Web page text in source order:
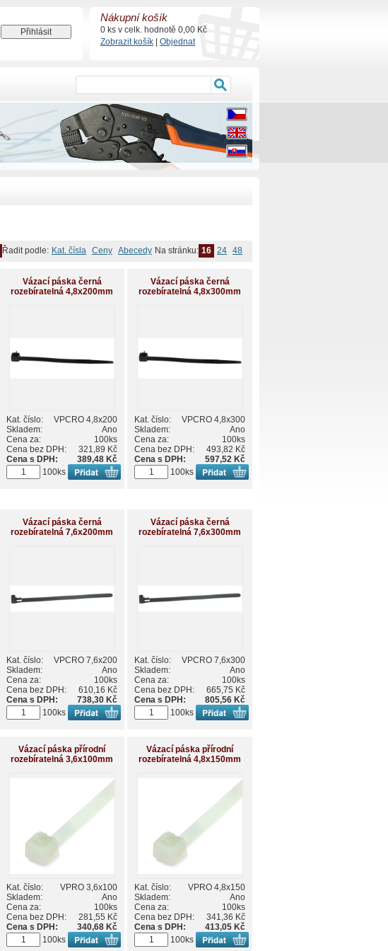
Na stránku: 16 24 48
Řadit podle: Kat. čísla Ceny Abecedy
Vázací páska černá
rozebíratelná 4,8x200mm
Kat. číslo:
VPCRO 4,8x200
Skladem:
Ano
Cena za:
100ks
Cena bez DPH:
321,89 Kč
Cena s DPH:
389,48 Kč
100ks
Vázací páska černá
rozebíratelná 4,8x300mm
Kat. číslo:
VPCRO 4,8x300
Skladem:
Ano
Cena za:
100ks
Cena bez DPH:
493,82 Kč
Cena s DPH:
597,52 Kč
100ks
Vázací páska černá
rozebíratelná 7,6x200mm
Kat. číslo:
VPCRO 7,6x200
Skladem:
Ano
Cena za:
100ks
Cena bez DPH:
610,16 Kč
Cena s DPH:
738,30 Kč
100ks
Vázací páska černá
rozebíratelná 7,6x300mm
Kat. číslo:
VPCRO 7,6x300
Skladem:
Ano
Cena za:
100ks
Cena bez DPH:
665,75 Kč
Cena s DPH:
805,56 Kč
100ks
Vázací páska přírodní
rozebíratelná 3,6x100mm
Kat. číslo:
VPRO 3,6x100
Skladem:
Ano
Cena za:
100ks
Cena bez DPH:
281,55 Kč
Cena s DPH:
340,68 Kč
100ks
Vázací páska přírodní
rozebíratelná 4,8x150mm
Kat. číslo:
VPRO 4,8x150
Skladem:
Ano
Cena za:
100ks
Cena bez DPH:
341,36 Kč
Cena s DPH:
413,05 Kč
100ks
Nákupní košík
0 ks v celk. hodnotě 0,00 Kč
Zobrazit košík
Objednat